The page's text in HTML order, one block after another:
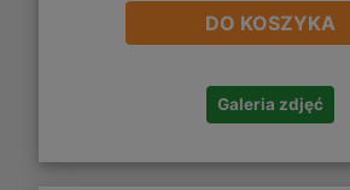
DO KOSZYKA
Galeria zdjęć